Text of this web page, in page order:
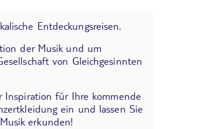
Entdeckungsreisen.
der Musik und um
von Gleichgesinnten
für Ihre kommende
ein und lassen Sie
erkunden!